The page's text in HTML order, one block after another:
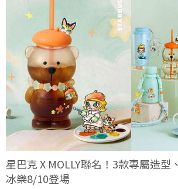
星巴克 X MOLLY聯名！3款專屬造型
冰樂8/10登場